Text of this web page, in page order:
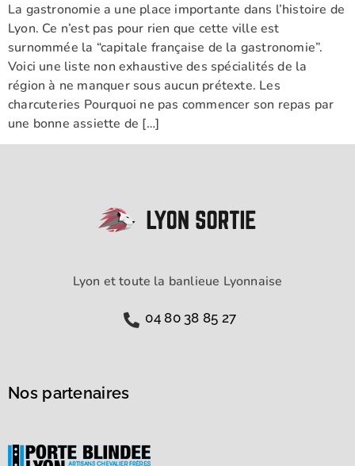
La gastronomie a une place importante dans l’histoire de
Lyon. Ce n’est pas pour rien que cette ville est
surnommée la “capitale française de la gastronomie”.
Voici une liste non exhaustive des spécialités de la
région à ne manquer sous aucun prétexte. Les
charcuteries Pourquoi ne pas commencer son repas par
une bonne assiette de […]
Lyon et toute la banlieue Lyonnaise
04 80 38 85 27
Nos partenaires